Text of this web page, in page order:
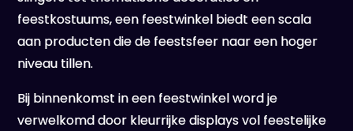
feestkostuums, een feestwinkel biedt een scala
aan producten die de feestsfeer naar een hoger
niveau tillen.
Bij binnenkomst in een feestwinkel word je
verwelkomd door kleurrijke displays vol feestelijke